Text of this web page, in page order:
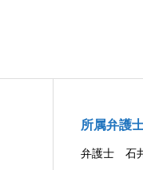
所属弁護
弁護士 石